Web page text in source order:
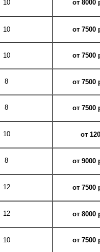
10 от 8000
10 от 7500
10 от 7500
8 от 7500
8 от 7500
10 от
8 от 9000
12 от 7500
12 от 8000
10 от 7500